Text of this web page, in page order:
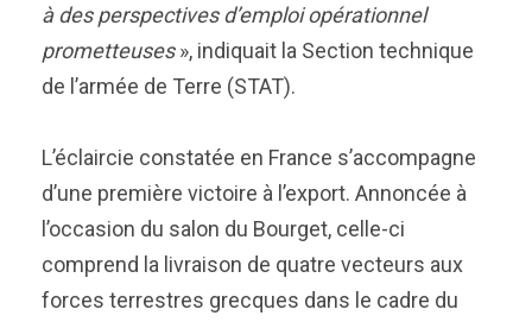
à des perspectives d’emploi opérationnel
prometteuses», indiquait la Section technique
de l’armée de Terre (STAT).
L’éclaircie constatée en France s’accompagne
d’une première victoire à l’export. Annoncée à
l’occasion du salon du Bourget, celle-ci
comprend la livraison de quatre vecteurs aux
forces terrestres grecques dans le cadre du